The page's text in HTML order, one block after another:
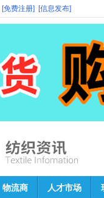
[免费注册] [信息发布]
物流商 人才市场